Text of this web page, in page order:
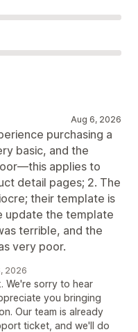
Aug 6, 2026
purchasing a
basic, and the
applies to
detail pages; 2. The
their template is
update the template
terrible, and the
very poor.
2026
We're sorry to hear
you bringing
Our team is already
ticket, and we'll do